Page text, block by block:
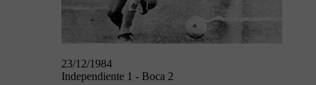
23/12/1984
Independiente 1 - Boca 2